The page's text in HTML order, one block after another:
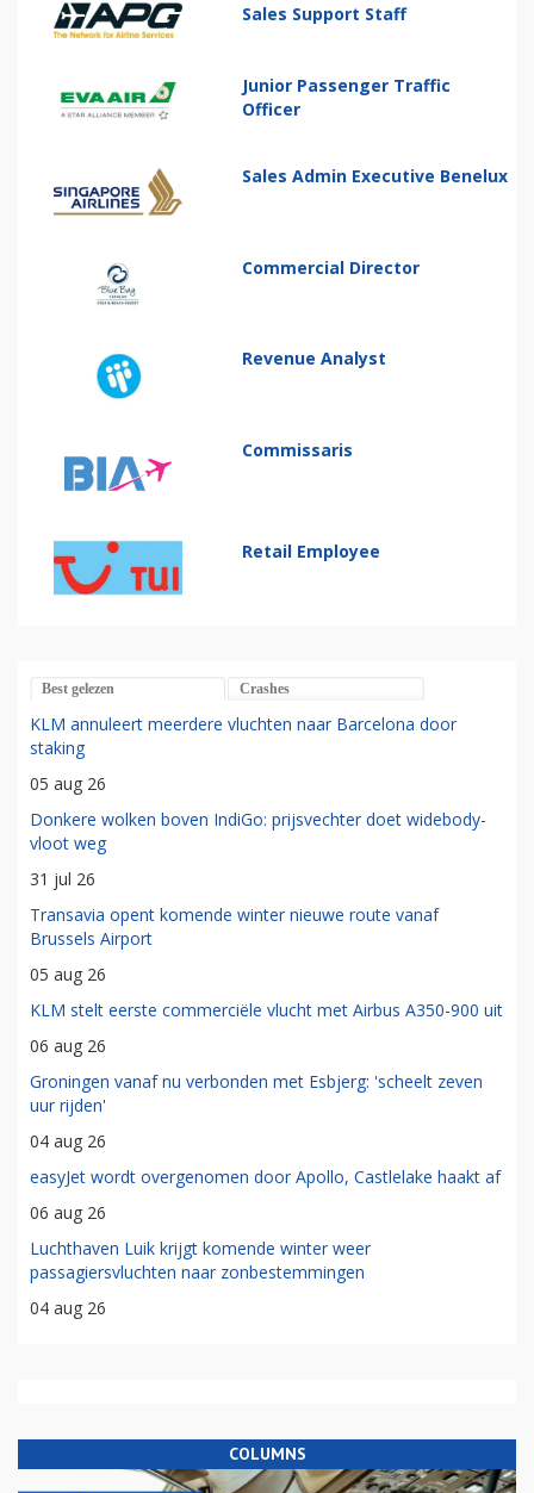
Sales Support Staff
Junior Passenger Traffic
Officer
Sales Admin Executive Benelux
Commercial Director
Revenue Analyst
Commissaris
Retail Employee
Best gelezen Crashes
KLM annuleert meerdere vluchten naar Barcelona door
staking
05 aug 26
Donkere wolken boven IndiGo: prijsvechter doet widebody-
vloot weg
31 jul 26
Transavia opent komende winter nieuwe route vanaf
Brussels Airport
05 aug 26
KLM stelt eerste commerciële vlucht met Airbus A350-900 uit
06 aug 26
Groningen vanaf nu verbonden met Esbjerg: 'scheelt zeven
uur rijden'
04 aug 26
easyJet wordt overgenomen door Apollo, Castlelake haakt af
06 aug 26
Luchthaven Luik krijgt komende winter weer
passagiersvluchten naar zonbestemmingen
04 aug 26
COLUMNS